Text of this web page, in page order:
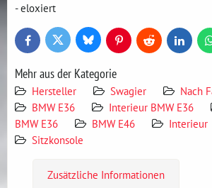
- eloxiert
FacebookTwitter BlueskyPinterestReddit LinkedIn
Mehr aus der Kategorie
Hersteller Swagier
Nach
BMW E36
Interieur BMW E36
BMW E36
BMW E46
Interieur
Sitzkonsole
Zusätzliche Informationen